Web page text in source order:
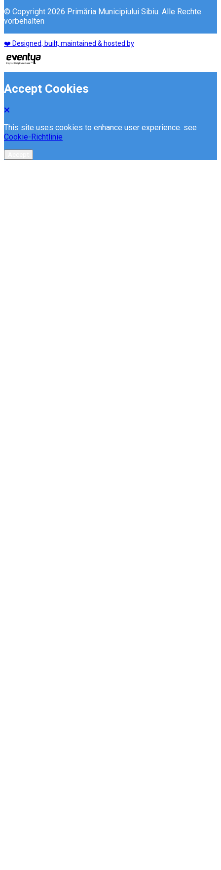
© Copyright 2026 Primăria Municipiului Sibiu. Alle Rechte
vorbehalten
❤️ Designed, built, maintained & hosted by
Accept Cookies
This site uses cookies to enhance user experience. see
Cookie-Richtlinie